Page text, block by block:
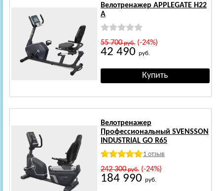
Велотренажер APPLEGATE H22
A
55 700руб.(-24%)
42 490 руб.
Велотренажер
Профессиональный SVENSSON
INDUSTRIAL GO R65
1 отзыв
242 300руб.(-24%)
184 990 руб.